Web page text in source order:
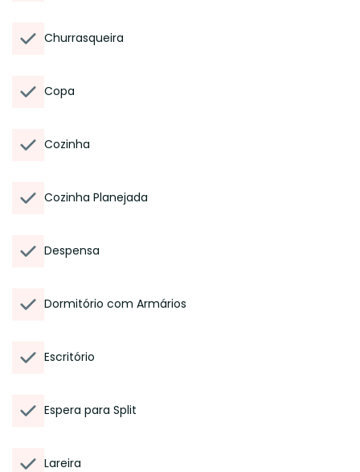
Churrasqueira
Copa
Cozinha
Cozinha Planejada
Despensa
Dormitório com Armários
Escritório
Espera para Split
Lareira